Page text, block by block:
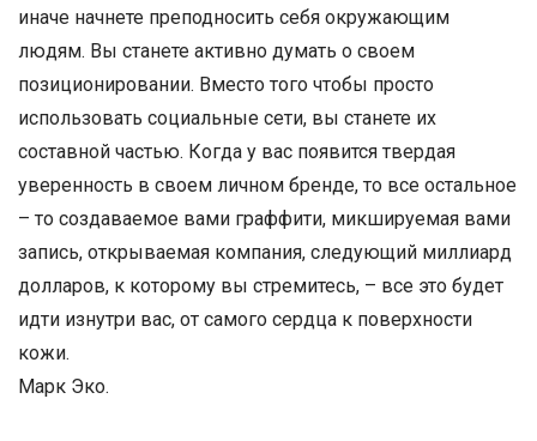
иначе начнете преподносить себя окружающим
людям. Вы станете активно думать о своем
позиционировании. Вместо того чтобы просто
использовать социальные сети, вы станете их
составной частью. Когда у вас появится твердая
уверенность в своем личном бренде, то все остальное
– то создаваемое вами граффити, микшируемая вами
запись, открываемая компания, следующий миллиард
долларов, к которому вы стремитесь, – все это будет
идти изнутри вас, от самого сердца к поверхности
кожи.
Марк Эко.